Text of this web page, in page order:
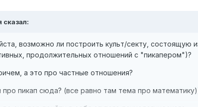
сказал:
возможно ли построить культ/секту, состоящую
продолжительных отношений с "пикапером")?
а это про частные отношения?
пикап сюда? (все равно там тема про